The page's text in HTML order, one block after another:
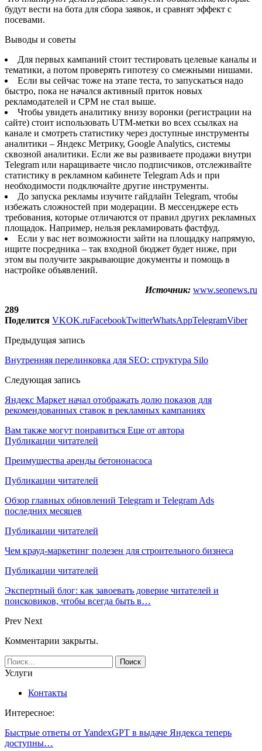
будут вести на бота для сбора заявок, и сравнят эффект с
посевами.
Выводы и советы
Для первых кампаний стоит тестировать целевые каналы и
тематики, а потом проверять гипотезу со смежными нишами.
Если вы сейчас тоже на этапе теста, то запускаться надо
быстро, пока не начался активный приток новых
рекламодателей и CPM не стал выше.
Чтобы увидеть аналитику внизу воронки (регистрации на
сайте) стоит использовать UTM-метки во всех ссылках на
канале и смотреть статистику через доступные инструменты
аналитики – Яндекс Метрику, Google Analytics, системы
сквозной аналитики. Если же вы развиваете продажи внутри
Telegram или наращиваете число подписчиков, отслеживайте
статистику в рекламном кабинете Telegram Ads и при
необходимости подключайте другие инструменты.
До запуска рекламы изучите гайдлайн Telegram, чтобы
избежать сложностей при модерации. В мессенджере есть
требования, которые отличаются от правил других рекламных
площадок. Например, нельзя рекламировать фастфуд.
Если у вас нет возможности зайти на площадку напрямую,
ищите посредника – так входной бюджет будет ниже, при
этом вы получите закрывающие документы и помощь в
настройке объявлений.
Источник: www.seonews.ru
289
Поделится VKOK.ruFacebookTwitterWhatsAppTelegramViber
Предыдущая запись
Внутренняя перелинковка для SEO: структура Silo
Следующая запись
Яндекс Маркет начал отображать долю показов для
рекомендованных ставок в рекламных кампаниях
Вам также могут понравиться Еще от автора
Публикации читателей
Преимущества аренды бетононасоса
Публикации читателей
Обзор главных обновлений Telegram и Telegram Ads
последних месяцев
Публикации читателей
Чем крауд-маркетинг полезен для строительного бизнеса
Публикации читателей
Экспертный блог: как завоевать доверие читателей и
поисковиков, чтобы всегда быть в…
Prev Next
Комментарии закрыты.
Услуги
Контакты
Интересное:
Быстрые ответы от YandexGPT в выдаче Яндекса теперь
доступны…